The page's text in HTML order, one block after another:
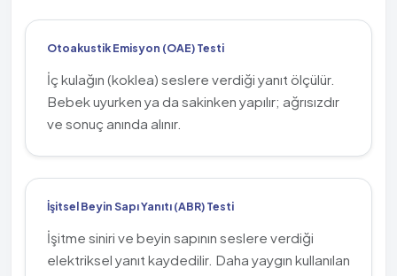
Otoakustik Emisyon (OAE) Testi
İç kulağın (koklea) seslere verdiği yanıt ölçülür.
Bebek uyurken ya da sakinken yapılır; ağrısızdır
ve sonuç anında alınır.
İşitsel Beyin Sapı Yanıtı (ABR) Testi
İşitme siniri ve beyin sapının seslere verdiği
elektriksel yanıt kaydedilir. Daha yaygın kullanılan